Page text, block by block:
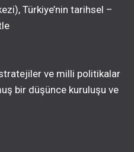
Türkiye’nin tarihsel –
ve milli politikalar
bir düşünce kuruluşu ve